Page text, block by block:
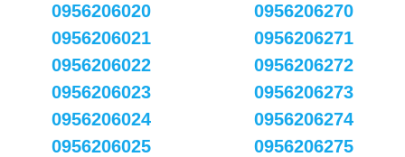
0956206020
0956206021
0956206022
0956206023
0956206024
0956206025
0956206270
0956206271
0956206272
0956206273
0956206274
0956206275